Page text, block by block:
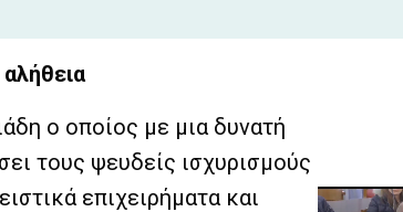
ο οποίος με μια δυνατή
τους ψευδείς ισχυρισμούς
επιχειρήματα και